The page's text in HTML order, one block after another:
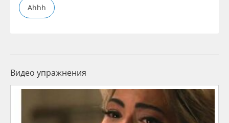
Ahhh
Видео упражнения